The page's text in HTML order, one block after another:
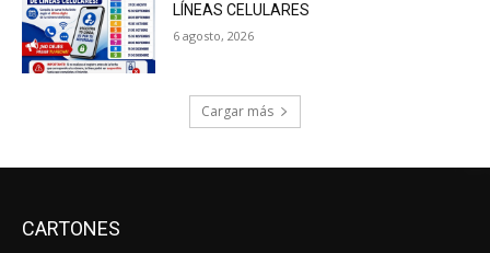
LÍNEAS CELULARES
6 agosto, 2026
Cargar más
CARTONES